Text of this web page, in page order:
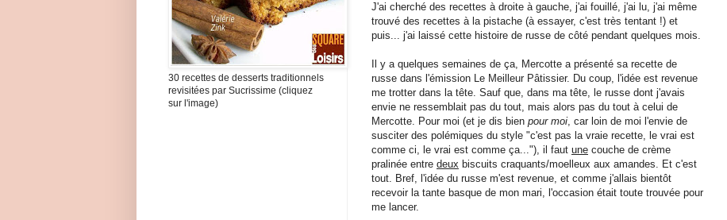
J'ai cherché des recettes à droite à gauche, j'ai fouillé, j'ai lu, j'ai même
trouvé des recettes à la pistache (à essayer, c'est très tentant !) et
puis... j'ai laissé cette histoire de russe de côté pendant quelques mois.
Il y a quelques semaines de ça, Mercotte a présenté sa recette de
russe dans l'émission Le Meilleur Pâtissier. Du coup, l'idée est revenue
me trotter dans la tête. Sauf que, dans ma tête, le russe dont j'avais
envie ne ressemblait pas du tout, mais alors pas du tout à celui de
Mercotte. Pour moi (et je dis bien pour moi, car loin de moi l'envie de
susciter des polémiques du style "c'est pas la vraie recette, le vrai est
comme ci, le vrai est comme ça..."), il faut une couche de crème
pralinée entre deux biscuits craquants/moelleux aux amandes. Et c'est
tout. Bref, l'idée du russe m'est revenue, et comme j'allais bientôt
recevoir la tante basque de mon mari, l'occasion était toute trouvée pour
me lancer.
30 recettes de desserts traditionnels
revisitées par Sucrissime (cliquez
sur l'image)